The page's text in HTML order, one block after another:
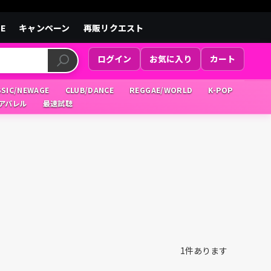
キャンペーン 再販リクエスト
ログイン お気に入り カート
NEWAGE CLUB/DANCE REGGAE/WORLD
K-POP
パレル 最速試聴
1件あります